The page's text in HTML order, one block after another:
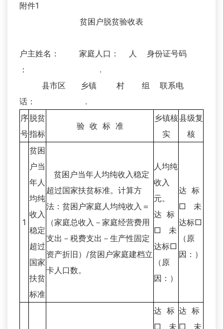
附件1
贫困户脱贫验收表
户主姓名： 家庭人口： 人 身份证号码
： .
县市区 乡镇 村 组 联系电
话： .
序
号
脱贫
指标
验 收 标 准
乡镇核
实
县级复
核
1
贫困
户当
年人
均纯
收入
稳定
超过
国家
扶贫
标准
贫困户当年人均纯收入稳定
超过国家扶贫标准。计算方
法：贫困户家庭人均纯收入＝
（家庭总收入－家庭经营费用
支出－税费支出－生产性固定
资产折旧）/贫困户家庭建档立
卡人口数。
人均纯
收入
元。
达 标
□ 未
达标□
（原
因：）
达 标
□ 未
达标□
（原
因：）
达 标
□ 未
达 标
□ 未